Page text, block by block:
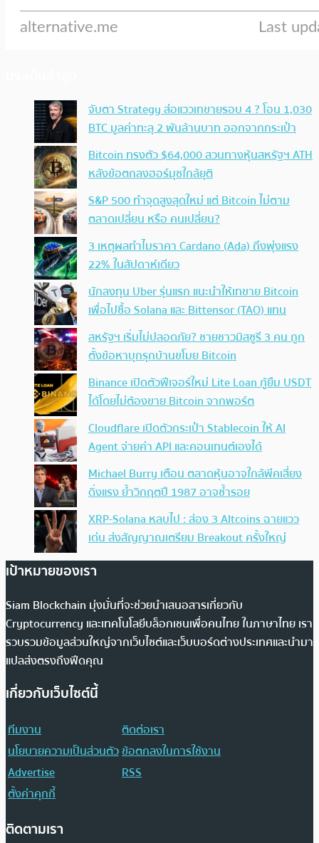
จับตา Strategy ส่อแววเทขายรอบ 4 ? โอน 1,030
BTC มูลค่าทะลุ 2 พันล้านบาท ออกจากกระเป๋า
Bitcoin ทรงตัว $64,000 สวนทางหุ้นสหรัฐฯ ATH
หลังข้อตกลงฮอร์มุซใกล้ยุติ
S&P 500 ทำจุดสูงสุดใหม่ แต่ Bitcoin ไม่ตาม
ตลาดเปลี่ยน หรือ คนเปลี่ยน?
3 เหตุผลทำไมราคา Cardano (Ada) ถึงพุ่งแรง
22% ในสัปดาห์เดียว
นักลงทุน Uber รุ่นแรก แนะนำให้เทขาย Bitcoin
เพื่อไปซื้อ Solana และ Bittensor (TAO) แทน
สหรัฐฯ เริ่มไม่ปลอดภัย? ชายชาวมิสซูรี 3 คน ถูก
ตั้งข้อหาบุกรุกบ้านขโมย Bitcoin
Binance เปิดตัวฟีเจอร์ใหม่ Lite Loan กู้ยืม USDT
ได้โดยไม่ต้องขาย Bitcoin จากพอร์ต
Cloudflare เปิดตัวกระเป๋า Stablecoin ให้ AI
Agent จ่ายค่า API และคอนเทนต์เองได้
Michael Burry เตือน ตลาดหุ้นอาจใกล้พีคเสี่ยง
ดิ่งแรง ย้ำวิกฤตปี 1987 อาจซ้ำรอย
XRP-Solana หลบไป : ส่อง 3 Altcoins ฉายแวว
เด่น ส่งสัญญาณเตรียม Breakout ครั้งใหญ่
เป้าหมายของเรา
Siam Blockchain มุ่งมั่นที่จะช่วยนำเสนอสารเกี่ยวกับ
Cryptocurrency และเทคโนโลยีบล็อกเชนเพื่อคนไทย ในภาษาไทย เรา
รวบรวมข้อมูลส่วนใหญ่จากเว็บไซต์และเว็บบอร์ดต่างประเทศและนำมา
แปลส่งตรงถึงฟีดคุณ
เกี่ยวกับเว็บไซต์นี้
ทีมงาน
ติดต่อเรา
นโยบายความเป็นส่วนตัวข้อตกลงในการใช้งาน
Advertise
RSS
ตั้งค่าคุกกี้
ติดตามเรา